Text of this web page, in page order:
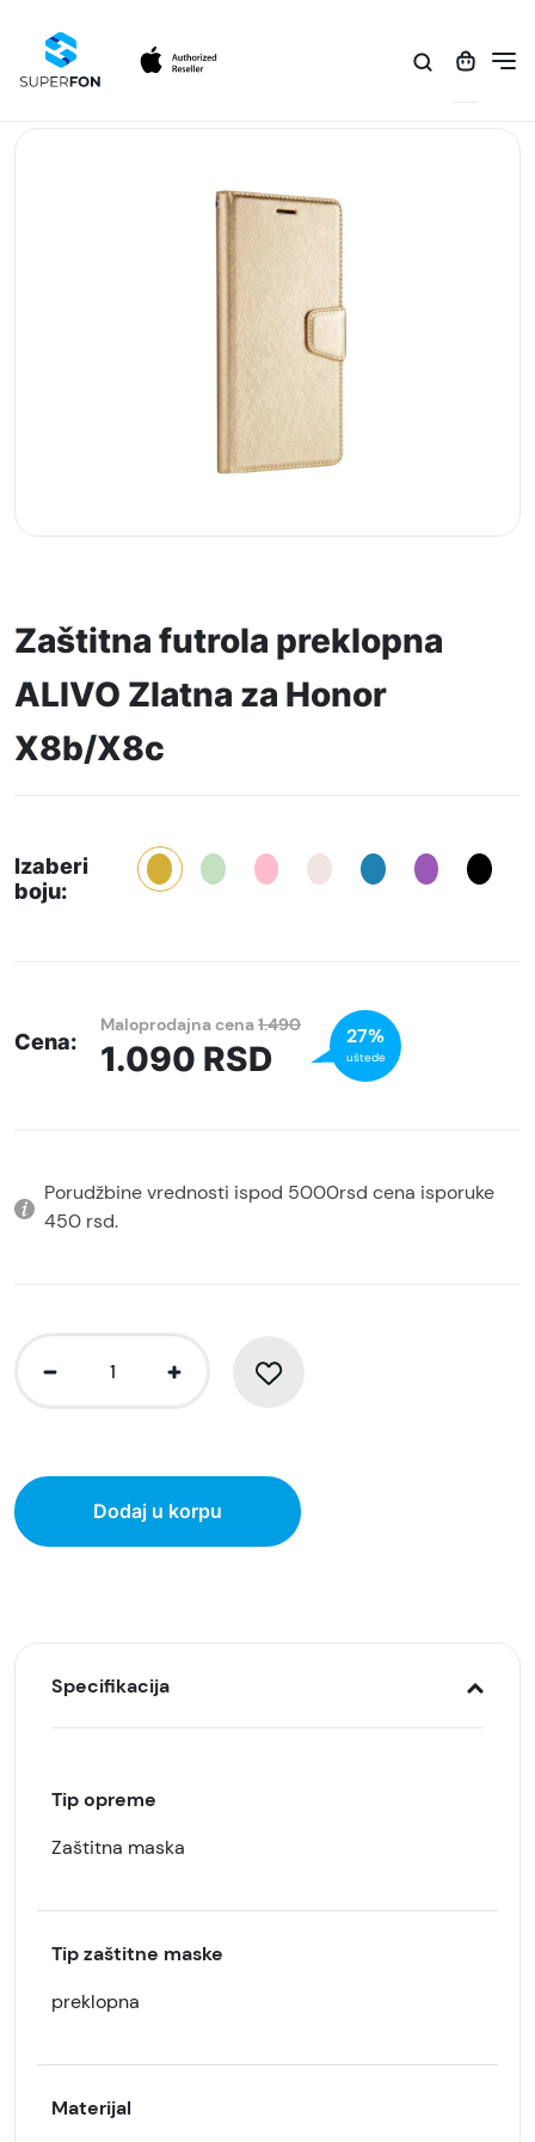
Zaštitna futrola preklopna
ALIVO Zlatna za Honor
X8b/X8c
Izaberi
boju:
Cena:
Maloprodajna cena1.490
1.090 RSD
27%
uštede
Porudžbine vrednosti ispod 5000rsd cena isporuke
450 rsd.
Dodaj u korpu
Specifikacija
Tip opreme
Zaštitna maska
Tip zaštitne maske
preklopna
Materijal